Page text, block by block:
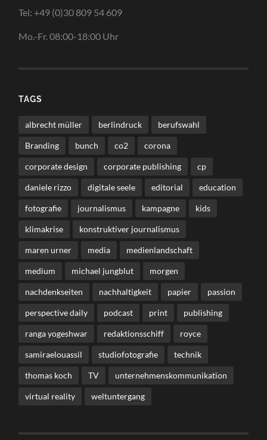
Tel: +49 (0)30 809 54 609
Mo.-Fr. 08:00-18:00 Uhr
TAGS
albrecht müller berlindruck berufswahl
Branding bunch co2 corona
corporate design corporate publishing cp
daniele rizzo digitale seele editorial education
fotografie journalismus kampagne kids
klimakrise konstruktiver journalismus
maren urner media medienlandschaft
medium michael jungblut morgen
nachdenkseiten nachhaltigkeit papier passion
perspective daily podcast print publishing
ranga yogeshwar redaktionsschiff royce
samiraelouassil studiofotografie technik
thomas koch TV unternehmenskommunikation
virtual reality weltuntergang